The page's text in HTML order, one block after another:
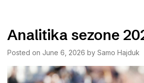
Analitika sezone
Posted on June 6, 2026 by Samo Hajduk